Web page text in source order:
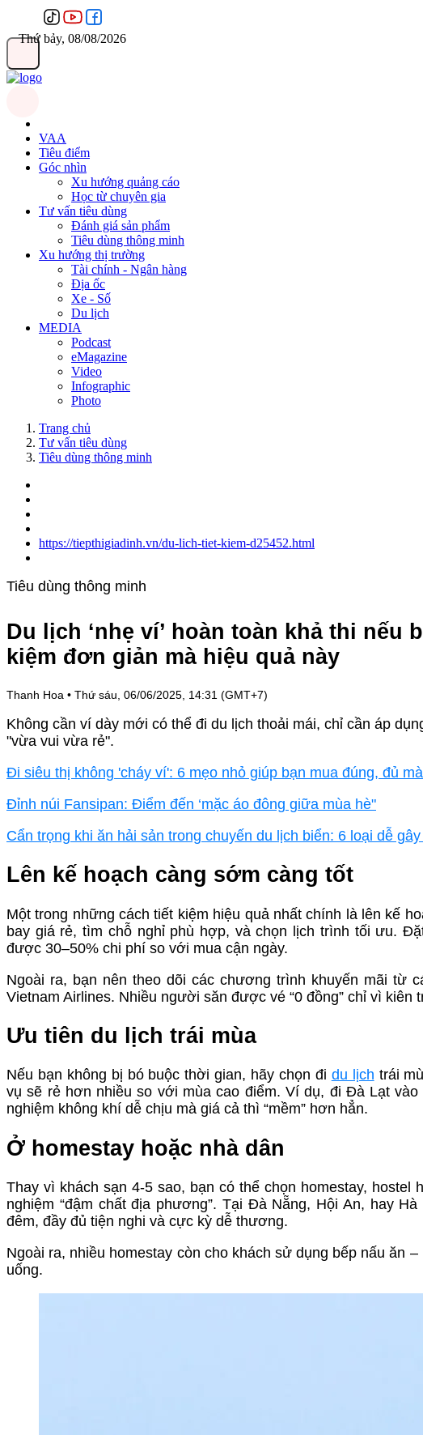
Thứ bảy, 08/08/2026
VAA
Tiêu điểm
Góc nhìn
Xu hướng quảng cáo
Học từ chuyên gia
Tư vấn tiêu dùng
Đánh giá sản phẩm
Tiêu dùng thông minh
Xu hướng thị trường
Tài chính - Ngân hàng
Địa ốc
Xe - Số
Du lịch
MEDIA
Podcast
eMagazine
Video
Infographic
Photo
Trang chủ
Tư vấn tiêu dùng
Tiêu dùng thông minh
https://tiepthigiadinh.vn/du-lich-tiet-kiem-d25452.html
Tiêu dùng thông minh
Du lịch ‘nhẹ ví’ hoàn toàn khả thi
kiệm đơn giản mà hiệu quả này
Thanh Hoa • Thứ sáu, 06/06/2025, 14:31 (GMT+7)
Không cần ví dày mới có thể đi du lịch thoải mái, chỉ cần áp
"vừa vui vừa rẻ".
Đi siêu thị không 'cháy ví': 6 mẹo nhỏ giúp bạn mua đúng, đủ
Đỉnh núi Fansipan: Điểm đến ‘mặc áo đông giữa mùa hè"
Cẩn trọng khi ăn hải sản trong chuyến du lịch biển: 6 loại dễ
Lên kế hoạch càng sớm càng tốt
Một trong những cách tiết kiệm hiệu quả nhất chính là lên kế
bay giá rẻ, tìm chỗ nghỉ phù hợp, và chọn lịch trình tối ưu.
được 30–50% chi phí so với mua cận ngày.
Ngoài ra, bạn nên theo dõi các chương trình khuyến mãi từ
Vietnam Airlines. Nhiều người săn được vé “0 đồng” chỉ vì kiên
Ưu tiên du lịch trái mùa
Nếu bạn không bị bó buộc thời gian, hãy chọn đi du lịch trái
vụ sẽ rẻ hơn nhiều so với mùa cao điểm. Ví dụ, đi Đà Lạt
nghiệm không khí dễ chịu mà giá cả thì “mềm” hơn hẳn.
Ở homestay hoặc nhà dân
Thay vì khách sạn 4-5 sao, bạn có thể chọn homestay, hostel
nghiệm “đậm chất địa phương”. Tại Đà Nẵng, Hội An, hay
đêm, đầy đủ tiện nghi và cực kỳ dễ thương.
Ngoài ra, nhiều homestay còn cho khách sử dụng bếp nấu ăn
uống.